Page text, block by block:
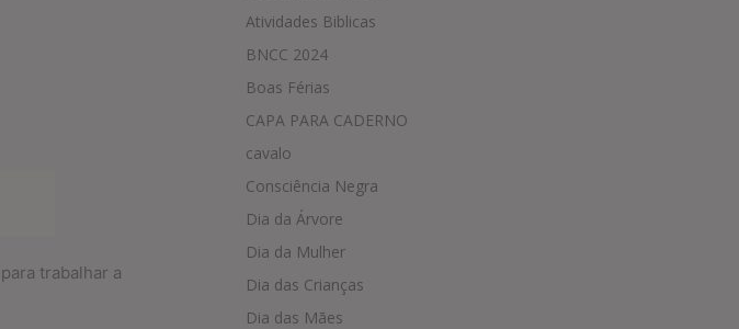
trabalhar a
Atividades Biblicas
BNCC 2024
Boas Férias
CAPA PARA CADERNO
cavalo
Consciência Negra
Dia da Árvore
Dia da Mulher
Dia das Crianças
Dia das Mães